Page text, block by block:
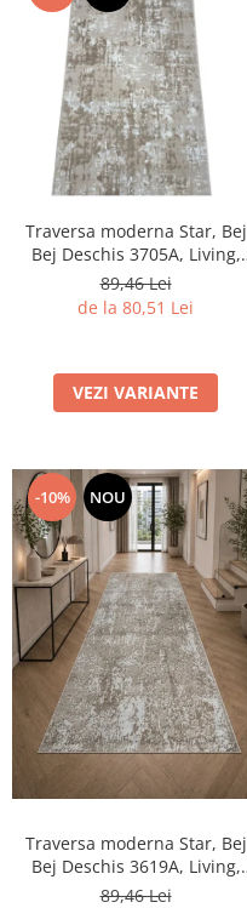
Traversa moderna Star, Bej
Bej Deschis 3705A, Living,
Dormitor, Hol, 80 x 250 cm
89,46 Lei
de la 80,51 Lei
VEZI VARIANTE
-10% NOU
Traversa moderna Star, Bej
Bej Deschis 3619A, Living,
Dormitor, Hol, 80 x 250 cm
89,46 Lei